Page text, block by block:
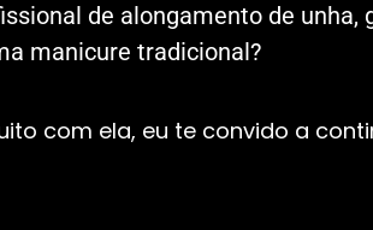
de alongamento de unha,
manicure tradicional?
com ela, eu te convido a